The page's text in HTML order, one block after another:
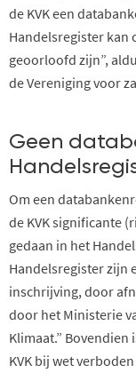
de KVK een
Handelsregister kan
geoorloofd zijn”,
deVereniging voorz
Geen
Om een
de KVKsignificante (
gedaan in het
Handelsregister zijn
inschrijving, door
door het Ministerie
Klimaat.” Bovendien
KVK bij wet verboden